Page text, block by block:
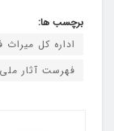
برچسب ها:
اداره کل
فهرست آثار